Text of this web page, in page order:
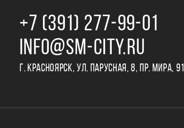
+7 (391) 277‒99‒01
INFO@SM-CITY.RU
Г. КРАСНОЯРСК, УЛ. ПАРУСНАЯ, 8, ПР. МИРА, 91